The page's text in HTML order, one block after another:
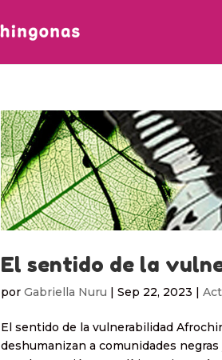
El sentido de la
porGabriella Nuru |Sep 22, 2023 |
El sentido de la vulnerabilidad
deshumanizan a comunidades